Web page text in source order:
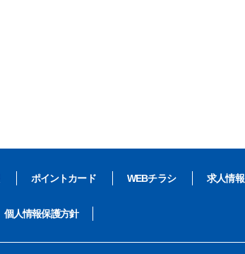
ポイントカード WEBチラシ 求人情報
個人情報保護方針